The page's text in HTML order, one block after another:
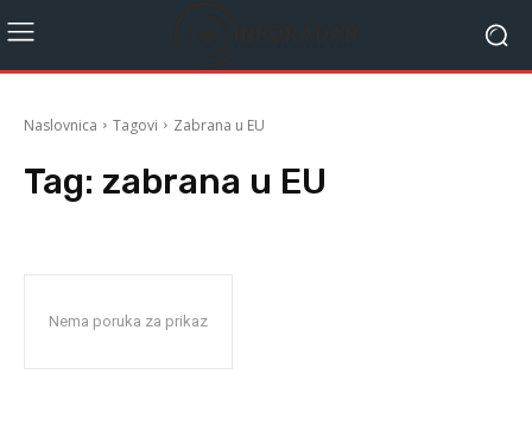
Naslovnica Tagovi Zabrana u EU
Tag: zabrana u EU
Nema poruka za prikaz